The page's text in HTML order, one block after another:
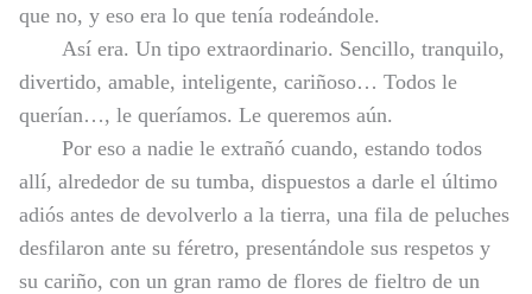
que no, y eso era lo que tenía rodeándole.
Así era. Un tipo extraordinario. Sencillo, tranquilo,
divertido, amable, inteligente, cariñoso… Todos le
querían…, le queríamos. Le queremos aún.
Por eso a nadie le extrañó cuando, estando todos
allí, alrededor de su tumba, dispuestos a darle el último
adiós antes de devolverlo a la tierra, una fila de peluches
desfilaron ante su féretro, presentándole sus respetos y
su cariño, con un gran ramo de flores de fieltro de un